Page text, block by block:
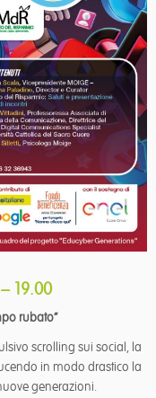
19.00
rubato”
scrolling sui social, la
in modo drastico la
generazioni.